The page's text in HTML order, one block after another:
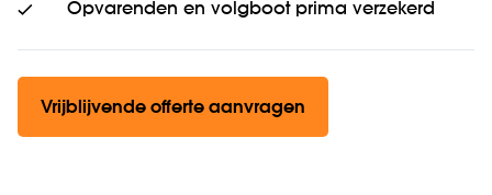
Opvarenden en volgboot prima verzekerd
Vrijblijvende offerte aanvragen